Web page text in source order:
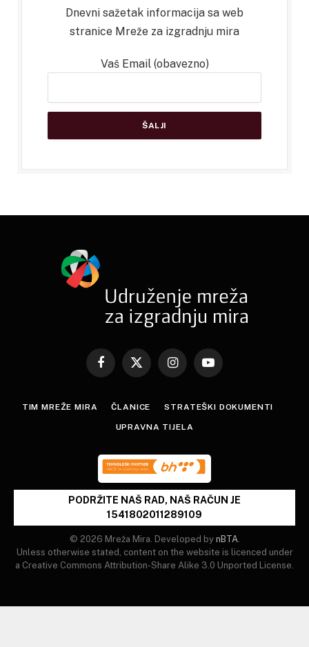
Dnevni sažetak informacija sa web
stranice Mreže za izgradnju mira
Vaš Email (obavezno)
Facebook
X
InstagramYouTube
TIM MREŽE MIRA ČLANICE STRATEŠKI DOKUMENTI
UPRAVNA TIJELA
PODRŽITE NAŠ RAD, NAŠ RAČUN JE
1541802011289109
© 2026 Mreža Mira. Developed by nBTA.
Unless otherwise stated, content on the website is licenced under
a Creative Commons Attribution-Share Alike 3.0 Unported License.